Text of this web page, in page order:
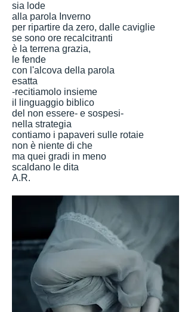
sia lode
alla parola Inverno
per ripartire da zero, dalle caviglie
se sono ore recalcitranti
è la terrena grazia,
le fende
con l'alcova della parola
esatta
-recitiamolo insieme
il linguaggio biblico
del non essere- e sospesi-
nella strategia
contiamo i papaveri sulle rotaie
non è niente di che
ma quei gradi in meno
scaldano le dita
A.R.